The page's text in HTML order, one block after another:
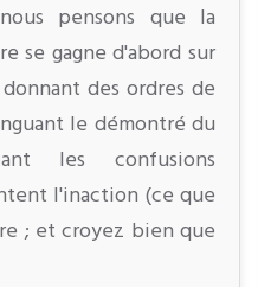
pensons que la
se gagne d'abord sur
des ordres de
le démontré du
les confusions
l'inaction (ce que
; et croyez bien que